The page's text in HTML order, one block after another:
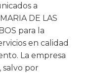
a
DE LAS
para la
en calidad
La empresa
salvo por